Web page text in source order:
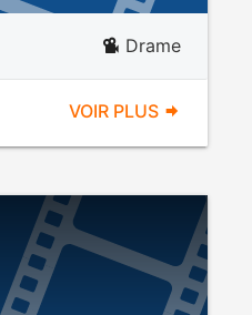
Drame
VOIR PLUS